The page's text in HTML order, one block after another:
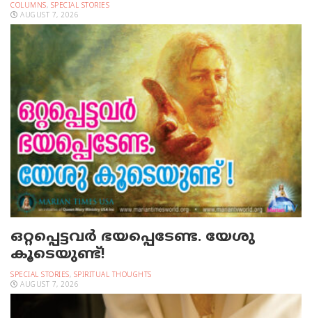
COLUMNS, SPECIAL STORIES
AUGUST 7, 2026
ഒറ്റപ്പെട്ടവര്‍ ഭയപ്പെടേണ്ട. യേശു
കൂടെയുണ്ട്!
SPECIAL STORIES, SPIRITUAL THOUGHTS
AUGUST 7, 2026